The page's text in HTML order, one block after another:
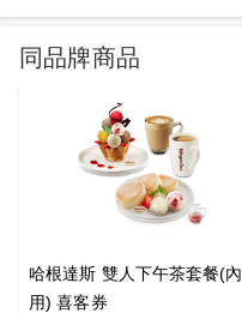
同品牌商品
哈根達斯 雙人下午茶套餐(內
用) 喜客券